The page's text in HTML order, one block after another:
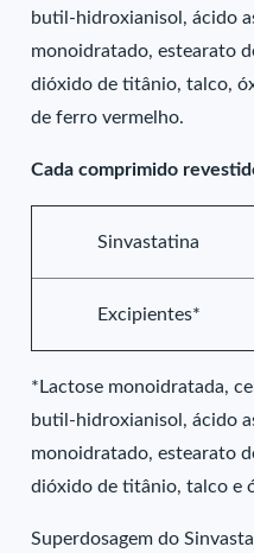
butil-hidroxianisol, ácido
monoidratado, estearato
dióxido de titânio, talco,
de ferro vermelho.
Cada comprimido
Sinvastatina
Excipientes*
*Lactose monoidratada,
butil-hidroxianisol, ácido
monoidratado, estearato
dióxido de titânio, talco e
Superdosagem do